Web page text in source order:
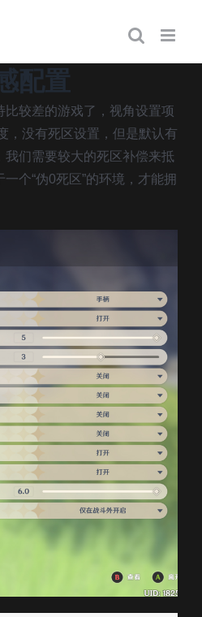
配置
比较差的游戏了，视角设置项
，没有死区设置，但是默认有
我们需要较大的死区补偿来抵
个“伪0死区”的环境，才能拥